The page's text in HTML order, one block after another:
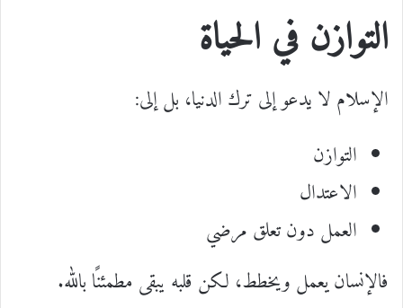
التوازن في الحياة
الإسلام لا يدعو إلى ترك الدنيا، بل إلى:
التوازن
الاعتدال
العمل دون تعلق مرضي
فالإنسان يعمل ويخطط، لكن قلبه يبقى مطمئنًا بالله.